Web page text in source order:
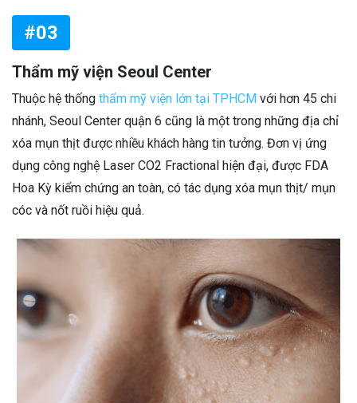
#03
Thẩm mỹ viện Seoul Center
Thuộc hệ thống thẩm mỹ viện lớn tại TPHCM với hơn 45 chi
nhánh, Seoul Center quận 6 cũng là một trong những địa chỉ
xóa mụn thịt được nhiều khách hàng tin tưởng. Đơn vị ứng
dụng công nghệ Laser CO2 Fractional hiện đại, được FDA
Hoa Kỳ kiểm chứng an toàn, có tác dụng xóa mụn thịt/ mụn
cóc và nốt ruồi hiệu quả.